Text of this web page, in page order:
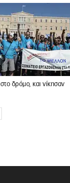
δρόμο, και νίκησαν